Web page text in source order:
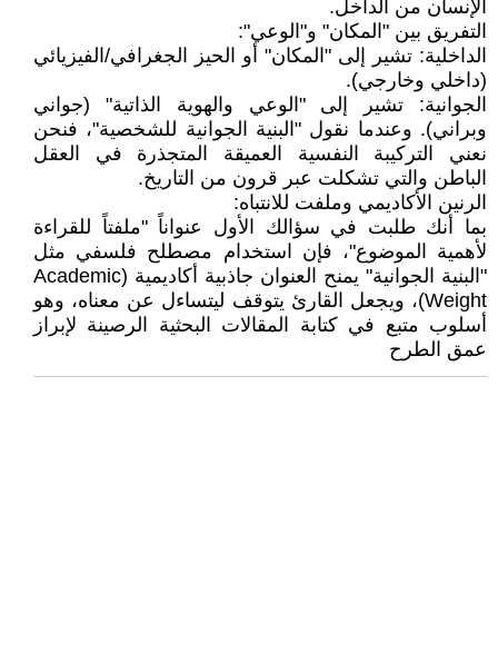
الإنسان من الداخل.
​التفريق بين "المكان" و"الوعي":
​الداخلية: تشير إلى "المكان" أو الحيز الجغرافي/الفيزيائي
(داخلي وخارجي).
​الجوانية: تشير إلى "الوعي والهوية الذاتية" (جواني
وبراني). وعندما نقول "البنية الجوانية للشخصية"، فنحن
نعني التركيبة النفسية العميقة المتجذرة في العقل
الباطن والتي تشكلت عبر قرون من التاريخ.
​الرنين الأكاديمي وملفت للانتباه:
بما أنك طلبت في سؤالك الأول عنواناً "ملفتاً للقراءة
لأهمية الموضوع"، فإن استخدام مصطلح فلسفي مثل
"البنية الجوانية" يمنح العنوان جاذبية أكاديمية (Academic
Weight)، ويجعل القارئ يتوقف ليتساءل عن معناه، وهو
أسلوب متبع في كتابة المقالات البحثية الرصينة لإبراز
عمق الطرح